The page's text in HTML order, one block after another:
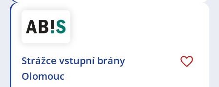
Strážce vstupní brány
Olomouc